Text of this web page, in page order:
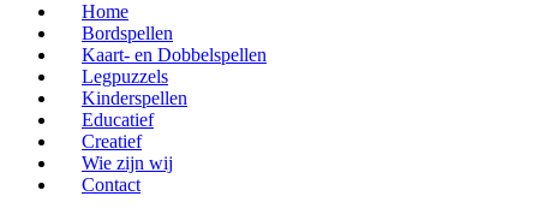
Home
Bordspellen
Kaart- en Dobbelspellen
Legpuzzels
Kinderspellen
Educatief
Creatief
Wie zijn wij
Contact